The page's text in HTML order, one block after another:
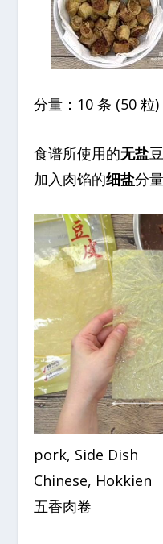
分量：10 条 (50 粒)
食谱所使用的无盐
加入肉馅的细盐分
pork, Side Dish
Chinese, Hokkien
五香肉卷